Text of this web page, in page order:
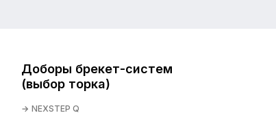
Доборы брекет-систем
(выбор торка)
NEXSTEP Q